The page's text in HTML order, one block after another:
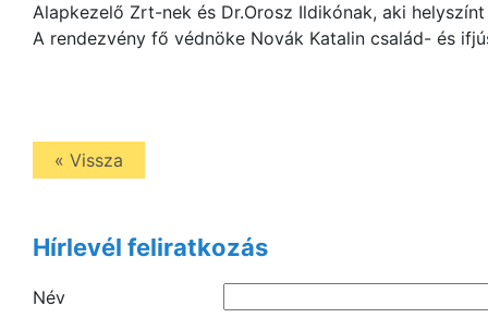
Alapkezelő Zrt-nek és Dr.Orosz Ildikónak, aki
A rendezvény fő védnöke Novák Katalin család- és
« Vissza
Hírlevél feliratkozás
Név